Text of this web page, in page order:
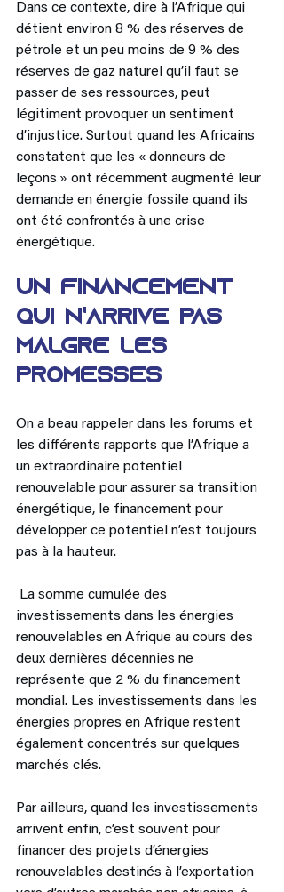
Dans ce contexte, dire à l’Afrique qui
détient environ 8 % des réserves de
pétrole et un peu moins de 9 % des
réserves de gaz naturel qu’il faut se
passer de ses ressources, peut
légitiment provoquer un sentiment
d’injustice. Surtout quand les Africains
constatent que les « donneurs de
leçons » ont récemment augmenté leur
demande en énergie fossile quand ils
ont été confrontés à une crise
énergétique.
Un financement
qui n’arrive pas
malgré les
promesses
On a beau rappeler dans les forums et
les différents rapports que l’Afrique a
un extraordinaire potentiel
renouvelable pour assurer sa transition
énergétique, le financement pour
développer ce potentiel n’est toujours
pas à la hauteur.
investissements dans les énergies
renouvelables en Afrique au cours des
deux dernières décennies ne
représente que 2 % du financement
mondial. Les investissements dans les
énergies propres en Afrique restent
également concentrés sur quelques
marchés clés.
Par ailleurs, quand les investissements
arrivent enfin, c’est souvent pour
financer des projets d’énergies
renouvelables destinés à l’exportation